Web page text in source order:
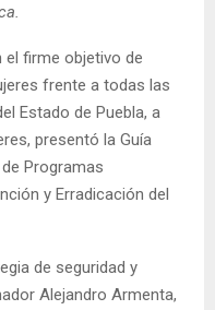
el firme objetivo de
frente a todas las
Estado de Puebla, a
presentó la Guía
Programas
y Erradicación del
de seguridad y
Alejandro Armenta,